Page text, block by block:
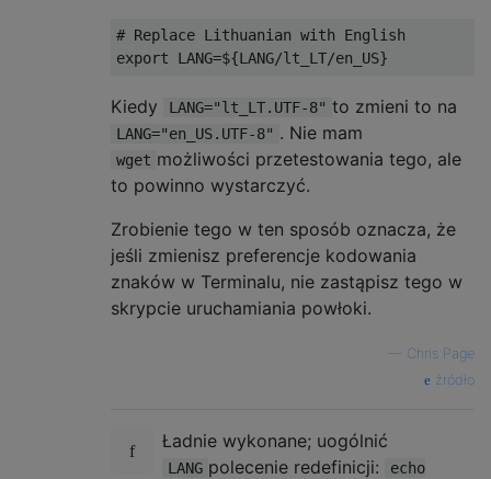
# Replace Lithuanian with English
export LANG=${LANG/lt_LT/en_US}
Kiedy LANG="lt_LT.UTF-8" to zmieni to na
LANG="en_US.UTF-8" . Nie mam
wget możliwości przetestowania tego, ale
to powinno wystarczyć.
Zrobienie tego w ten sposób oznacza, że ​​
jeśli zmienisz preferencje kodowania
znaków w Terminalu, nie zastąpisz tego w
skrypcie uruchamiania powłoki.
Chris Page
źródło
Ładnie wykonane; uogólnić
LANG polecenie redefinicji:
echo